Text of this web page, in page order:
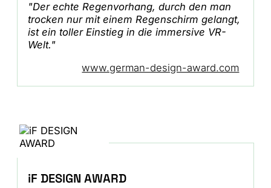
"Der echte Regenvorhang, durch den man
trocken nur mit einem Regenschirm gelangt,
ist ein toller Einstieg in die immersive VR-
Welt."
www.german-design-award.com
iF DESIGN AWARD